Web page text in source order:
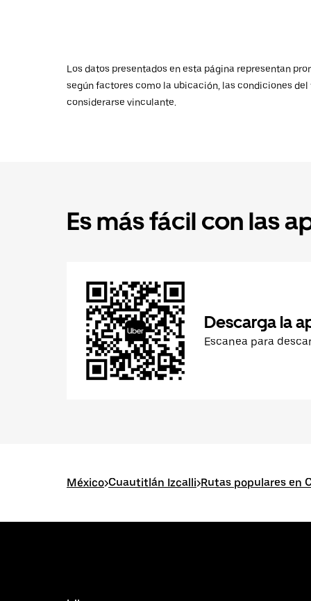
Los datos presentados en esta página representan
según factores como la ubicación, las condiciones
considerarse vinculante.
Es más fácil con las
Descarga la
Escanea para
México>Cuautitlán Izcalli>Rutas populares en